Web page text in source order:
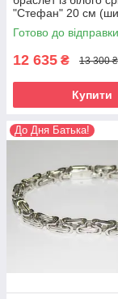
"Стефан" 20 см
мм) 19
Готово до відправки
12 635 ₴ 13 300 ₴
Купити
До Дня Батька!